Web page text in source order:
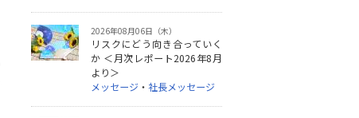
2026年08月06日（木）
リスクにどう向き合っていく
か ＜月次レポート2026年8月
より＞
メッセージ ・ 社長メッセージ